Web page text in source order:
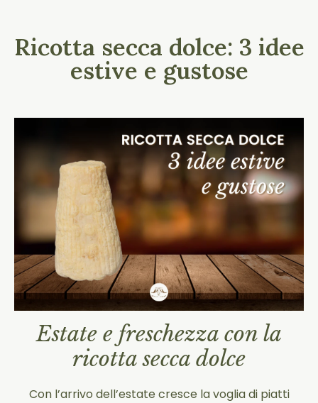
Ricotta secca dolce: 3 idee
estive e gustose
Estate e freschezza con la
ricotta secca dolce
Con l’arrivo dell’estate cresce la voglia di piatti